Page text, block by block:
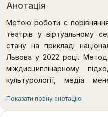
Анотація
Метою роботи є
театрів у віртуальному
стану на прикладі
Львова у 2022 році.
міждисциплінарному
культурології, медіа
порівняльний, оскільки
Показати повну анотацію